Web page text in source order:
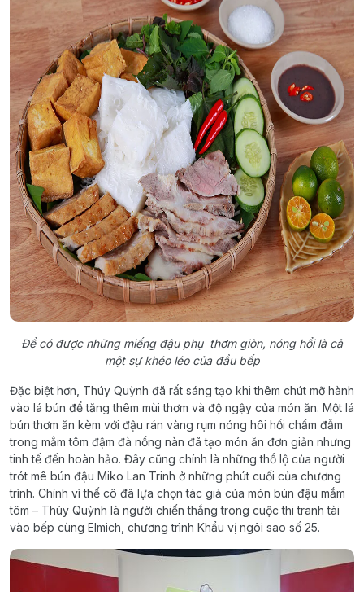
Để có được những miếng đậu phụ thơm giòn, nóng hổi là cả
một sự khéo léo của đầu bếp
Đặc biệt hơn, Thúy Quỳnh đã rất sáng tạo khi thêm chút mỡ hành
vào lá bún để tăng thêm mùi thơm và độ ngậy của món ăn. Một lá
bún thơm ăn kèm với đậu rán vàng rụm nóng hôi hổi chấm đẫm
trong mắm tôm đậm đà nồng nàn đã tạo món ăn đơn giản nhưng
tinh tế đến hoàn hảo. Đây cũng chính là những thổ lộ của người
trót mê bún đậu Miko Lan Trinh ở những phút cuối của chương
trình. Chính vì thế cô đã lựa chọn tác giả của món bún đậu mắm
tôm – Thúy Quỳnh là người chiến thắng trong cuộc thi tranh tài
vào bếp cùng Elmich, chương trình Khẩu vị ngôi sao số 25.